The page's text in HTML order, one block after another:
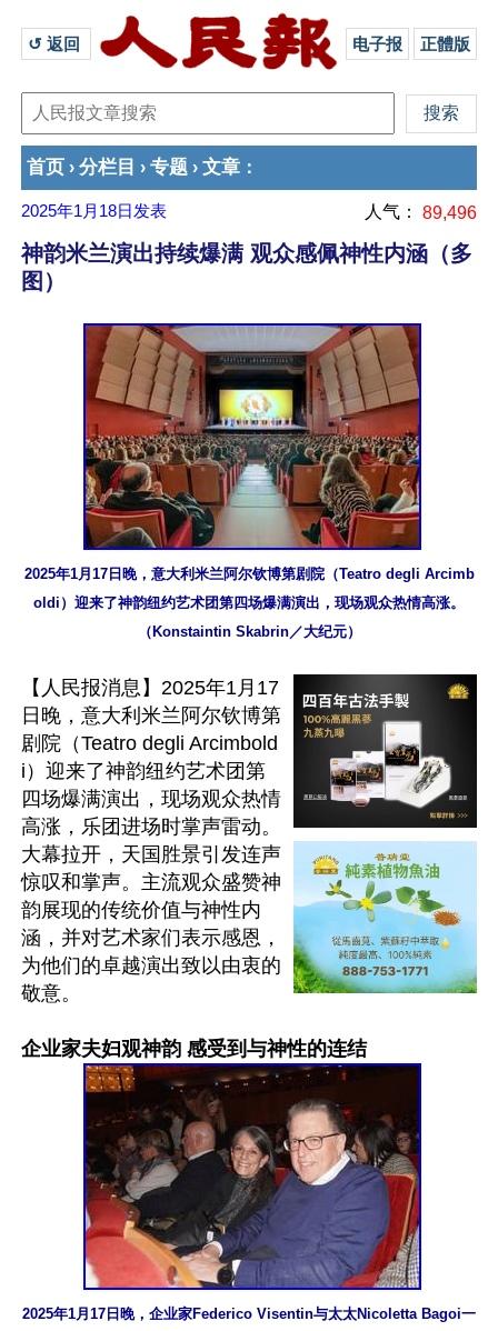
↺ 返回 电子报 正體版
首页 › 分栏目 › 专题 › 文章 ：
2025年1月18日 发表 人气： 89,496
神韵米兰演出持续爆满 观众感佩神性内涵（多
图）
2025年1月17日晚，意大利米兰阿尔钦博第剧院（Teatro degli Arcimb
oldi）迎来了神韵纽约艺术团第四场爆满演出，现场观众热情高涨。
（Konstaintin Skabrin／大纪元）
【人民报消息】2025年1月17
日晚，意大利米兰阿尔钦博第
剧院（Teatro degli Arcimbold
i）迎来了神韵纽约艺术团第
四场爆满演出，现场观众热情
高涨，乐团进场时掌声雷动。
大幕拉开，天国胜景引发连声
惊叹和掌声。主流观众盛赞神
韵展现的传统价值与神性内
涵，并对艺术家们表示感恩，
为他们的卓越演出致以由衷的
敬意。
企业家夫妇观神韵 感受到与神性的连结
2025年1月17日晚，企业家Federico Visentin与太太Nicoletta Bagoi一